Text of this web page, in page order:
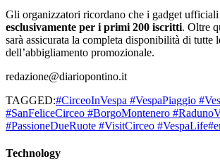
Gli organizzatori ricordano che i gadget ufficiali
esclusivamente per i primi 200 iscritti. Oltre
sarà assicurata la completa disponibilità di tutte
dell’abbigliamento promozionale.
redazione@diariopontino.it
TAGGED:#CirceoInVespa #VespaPiaggio
#SanFeliceCirceo #BorgoMontenero
#PassioneDueRuote #VisitCirceo #VespaLife
Technology